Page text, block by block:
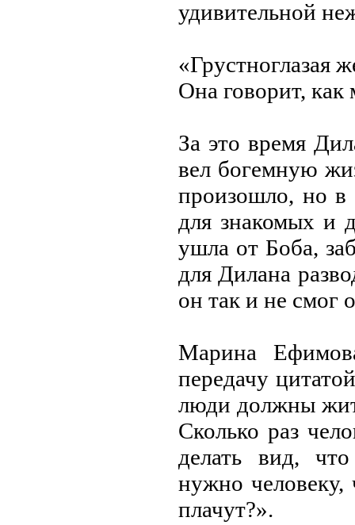
удивительной
«Грустноглазая
Она говорит, как
За это время
вел богемную
произошло, но в
для знакомых и
ушла от Боба,
для Дилана
он так и не смог
Марина
передачу
люди должны
Сколько раз
делать вид,
нужно человеку,
плачут?».